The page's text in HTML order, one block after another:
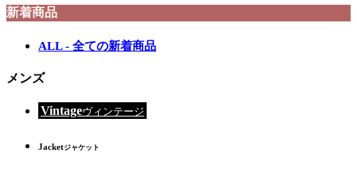
新着商品
ALL - 全ての新着商品
メンズ
Vintageヴィンテージ
Jacketジャケット